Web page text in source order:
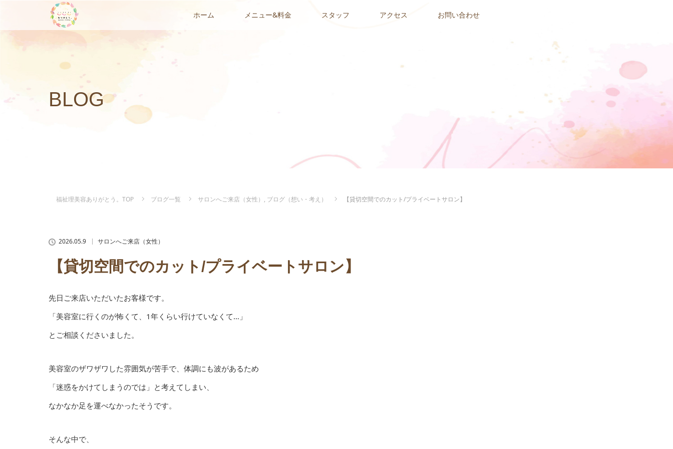
ホーム メニュー&料金 スタッフ アクセス お問い合わせ
BLOG
福祉理美容ありがとう。TOP ブログ一覧 サロンへご来店（女性） , ブログ（想い・考え） 【貸切空間でのカット/プライベートサロン】
2026.05.9 サロンへご来店（女性）
【貸切空間でのカット/プライベートサロン】
先日ご来店いただいたお客様です。
「美容室に行くのが怖くて、1年くらい行けていなくて…」
とご相談くださいました。
美容室のザワザワした雰囲気が苦手で、体調にも波があるため
「迷惑をかけてしまうのでは」と考えてしまい、
なかなか足を運べなかったそうです。
そんな中で、